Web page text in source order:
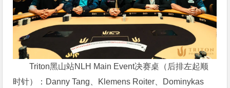
Triton黑山站NLH Main Event决赛桌（后排左起顺
时针）：Danny Tang、Klemens Roiter、Dominykas